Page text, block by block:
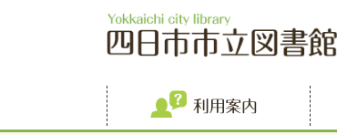
利用案内